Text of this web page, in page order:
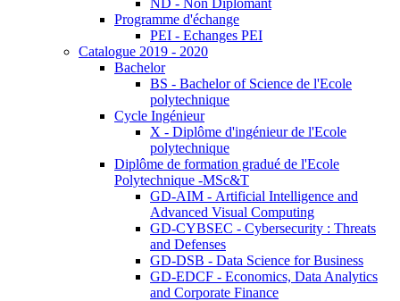
ND - Non Diplomant
Programme d'échange
PEI - Echanges PEI
Catalogue 2019 - 2020
Bachelor
BS - Bachelor of Science de l'Ecole
polytechnique
Cycle Ingénieur
X - Diplôme d'ingénieur de l'Ecole
polytechnique
Diplôme de formation gradué de l'Ecole
Polytechnique -MSc&T
GD-AIM - Artificial Intelligence and
Advanced Visual Computing
GD-CYBSEC - Cybersecurity : Threats
and Defenses
GD-DSB - Data Science for Business
GD-EDCF - Economics, Data Analytics
and Corporate Finance